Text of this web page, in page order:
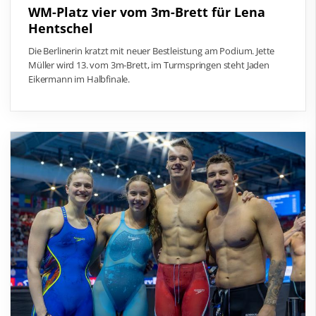
WM-Platz vier vom 3m-Brett für Lena
Hentschel
Die Berlinerin kratzt mit neuer Bestleistung am Podium. Jette
Müller wird 13. vom 3m-Brett, im Turmspringen steht Jaden
Eikermann im Halbfinale.